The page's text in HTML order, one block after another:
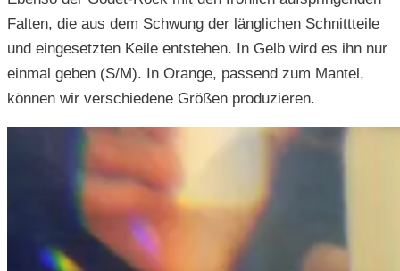
Falten, die aus dem Schwung der länglichen Schnittteile
und eingesetzten Keile entstehen. In Gelb wird es ihn nur
einmal geben (S/M). In Orange, passend zum Mantel,
können wir verschiedene Größen produzieren.